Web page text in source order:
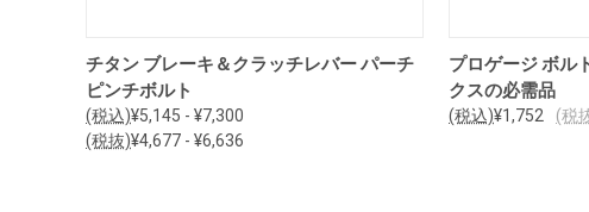
オプションを見る
チタン ブレーキ＆クラッチレバー パーチ
ピンチボルト
¥5,145 - ¥7,300
(税込)
¥4,677 - ¥6,636
(税抜)
プロゲージ ボル
クスの必需品
¥1,752
(税込) (税